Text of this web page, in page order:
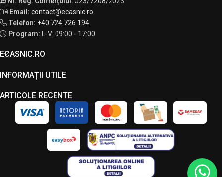
Email: contact@ecasnic.ro
Telefon: +40 724 726 194
Program: L-V: 09:00 - 17:00
ECASNIC.RO
INFORMAȚII UTILE
ARTICOLE RECENTE